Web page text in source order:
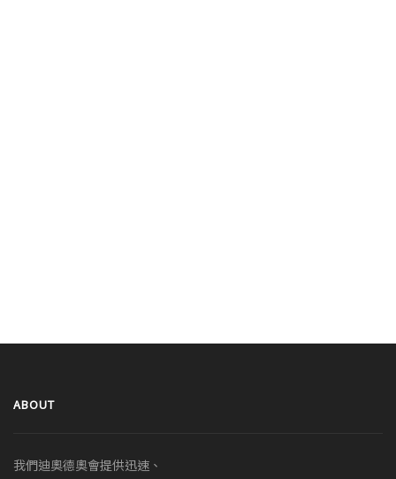
ABOUT
我們迪奧德奧會提供迅速、